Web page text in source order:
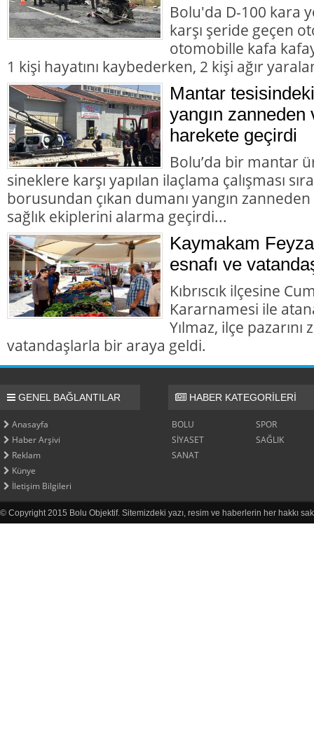
Bolu'da D-100 kara
karşı şeride geçen
otomobille kafa
1 kişi hayatını kaybederken, 2 kişi ağır
Mantar
yangın
harekete geçirdi
Bolu’da bir mantar
sineklere karşı yapılan ilaçlama çalışması
borusundan çıkan dumanı yangın
sağlık ekiplerini alarma geçirdi...
Kaymakam
esnafı ve
Kıbrıscık ilçesine
Kararnamesi ile
Yılmaz, ilçe
vatandaşlarla bir araya geldi.
GENEL BAĞLANTILAR
Anasayfa
Haber Arşivi
Reklam
Künye
İletişim Bilgileri
HABER KATEGORİLERİ
BOLU
SPOR
SİYASET
SAĞLIK
SANAT
© Copyright 2015 Bolu Objektif. Sitemizdeki yazı, resim ve haberlerin her hakkı